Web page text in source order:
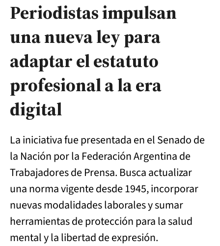
Periodistas impulsan
una nueva ley para
adaptar el estatuto
profesional a la era
digital
La iniciativa fue presentada en el Senado de
la Nación por la Federación Argentina de
Trabajadores de Prensa. Busca actualizar
una norma vigente desde 1945, incorporar
nuevas modalidades laborales y sumar
herramientas de protección para la salud
mental y la libertad de expresión.